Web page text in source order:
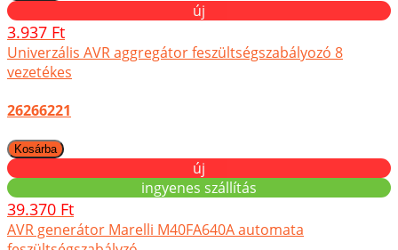
új
3.937 Ft
Univerzális AVR aggregátor feszültségszabályozó 8
vezetékes
26266221
új
ingyenes szállítás
39.370 Ft
AVR generátor Marelli M40FA640A automata